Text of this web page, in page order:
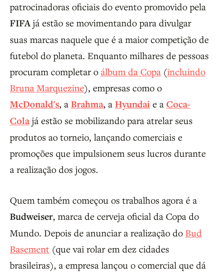
patrocinadoras oficiais do evento promovido pela
FIFAjá estão se movimentando para divulgar
suas marcas naquele que é a maior competição de
futebol do planeta. Enquanto milhares de pessoas
procuram completar o álbum da Copa (incluindo
Bruna Marquezine), empresas como o
McDonald's, a Brahma, a Hyundai e a Coca-
Cola já estão se mobilizando para atrelar seus
produtos ao torneio, lançando comerciais e
promoções que impulsionem seus lucros durante
a realização dos jogos.
Quem também começou os trabalhos agora é a
Budweiser, marca de cerveja oficial da Copa do
Mundo. Depois de anunciar a realização do Bud
Basement (que vai rolar em dez cidades
brasileiras), a empresa lançou o comercial que dá